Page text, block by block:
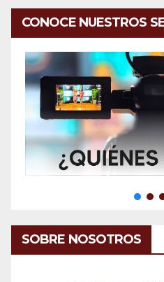
CONOCE NUESTROS
SOBRE NOSOTROS